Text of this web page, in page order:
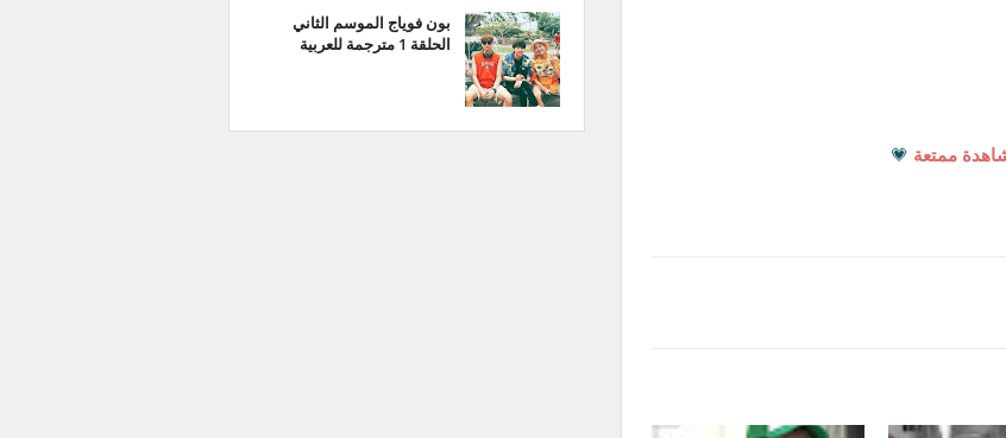
ممتعة 💗
بون فوياج الموسم الثاني
الحلقة 1 مترجمة للعربية